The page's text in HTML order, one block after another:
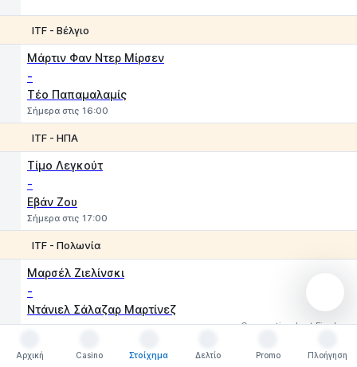
ITF - Βέλγιο
Μάρτιν Φαν Ντερ Μίρσεν
-
Τέο Παπαμαλαμίς
Σήμερα στις 16:00
ITF - ΗΠΑ
Τίμο Λεγκούτ
-
Εβάν Ζου
Σήμερα στις 17:00
ITF - Πολωνία
Μαρσέλ Ζιελίνσκι
-
Ντάνιελ Σάλαζαρ Μαρτίνεζ
Connection lost Final
ITF - Ρουμανία
Αρχική
Casino
Στοίχημα
Δελτίο
Promo
Πλοήγηση